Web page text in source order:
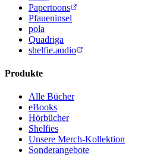
Papertoons
Pfaueninsel
pola
Quadriga
shelfie.audio
Produkte
Alle Bücher
eBooks
Hörbücher
Shelfies
Unsere Merch-Kollektion
Sonderangebote